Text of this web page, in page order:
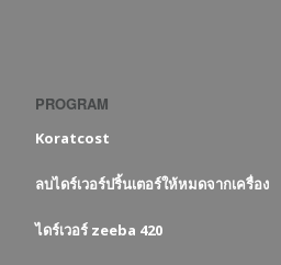
PROGRAM
Koratcost
ลบไดร์เวอร์ปริ้นเตอร์ให้หมดจากเครื่อง
ไดร์เวอร์ zeeba 420